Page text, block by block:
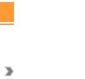
ウルトラロングオー